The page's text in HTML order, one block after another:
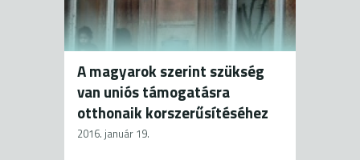
A magyarok szerint szükség
van uniós támogatásra
otthonaik korszerűsítéséhez
2016. január 19.